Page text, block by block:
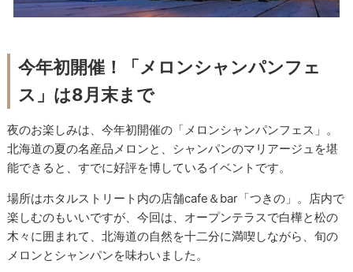
今年初開催！「メロンシャンパンフェ
ス」は8月末まで
夜のお楽しみは、今年初開催の「メロンシャンパンフェス」。
北海道の夏の名産品メロンと、シャンパンのマリアージュを堪
能できると、すでに好評を博しているイベントです。
場所はホタルストリート内の店舗cafe＆bar「つきの」。店内で
楽しむのもいいですが、今回は、オープンテラスで白樺と松の
木々に囲まれて、北海道の自然を十二分に満喫しながら、旬の
メロンとシャンパンを味わいました。